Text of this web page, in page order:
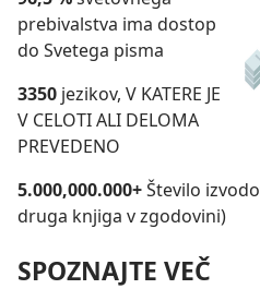
prebivalstva ima dostop
do Svetega pisma
3350 jezikov, V KATERE JE
V CELOTI ALI DELOMA
PREVEDENO
5.000,000.000+Število
druga knjiga v zgodovini)
SPOZNAJTE VEČ